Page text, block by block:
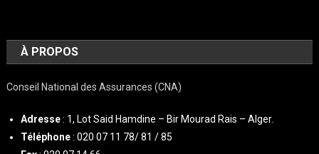
À PROPOS
Conseil National des Assurances (CNA)
Adresse: 1, Lot Said Hamdine – Bir Mourad Rais – Alger.
Téléphone: 020 07 11 78/ 81 / 85